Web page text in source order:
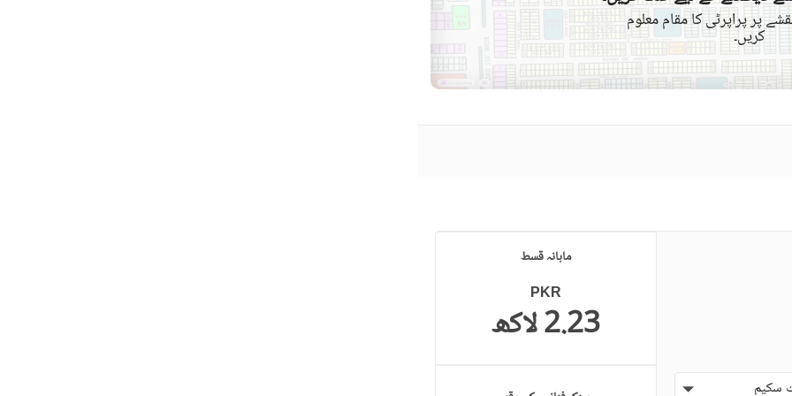
کمیونٹی مسجد
کمیونٹی سنٹر
قریبی پبلک ٹرانسپورٹ سروس
معذوروں کے لئے سہولیات
پر پراپرٹی کا مقام معلوم
کریں۔
سکیم
ماہانہ قسط
PKR
2.23 لاکھ